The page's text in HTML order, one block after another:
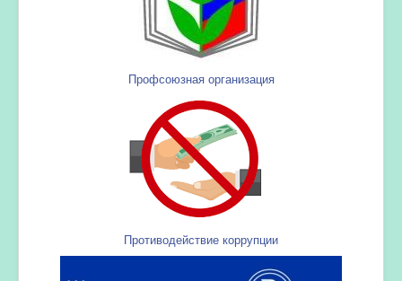
Профсоюзная организация
Противодействие коррупции